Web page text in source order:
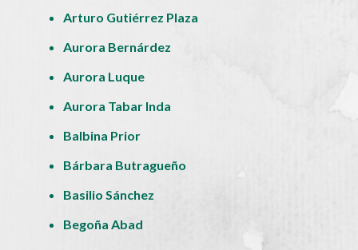
Arturo Gutiérrez Plaza
Aurora Bernárdez
Aurora Luque
Aurora Tabar Inda
Balbina Prior
Bárbara Butragueño
Basilio Sánchez
Begoña Abad